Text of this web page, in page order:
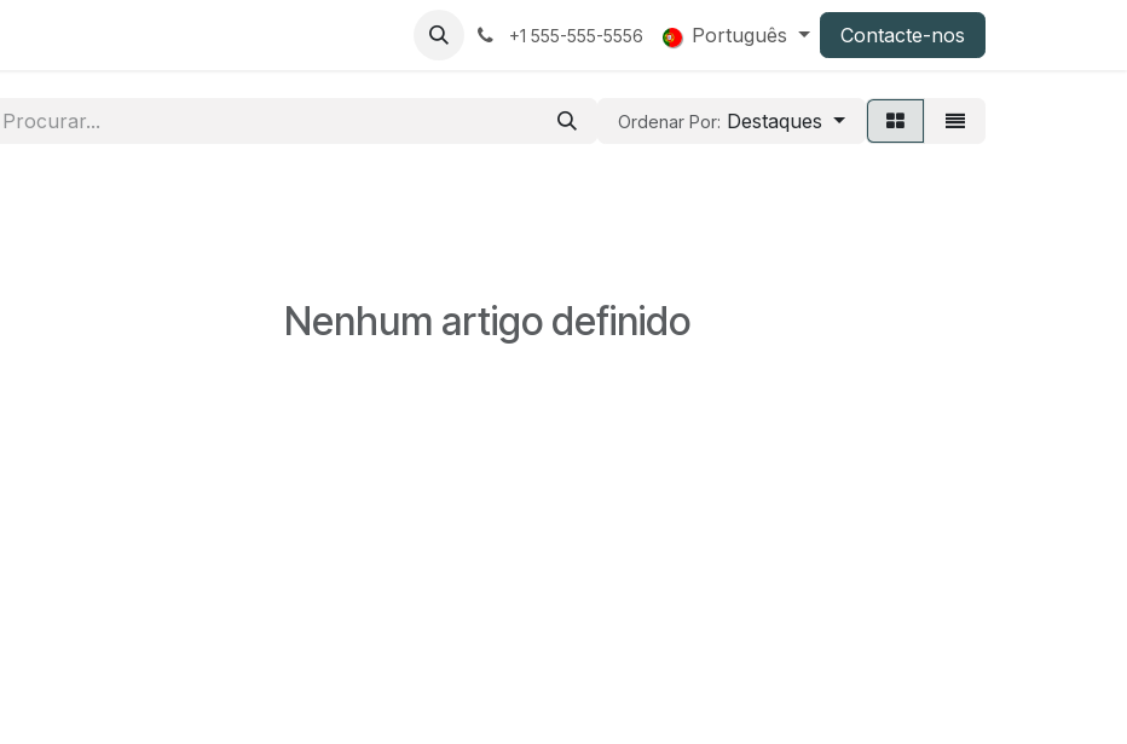
+1 555-555-5556 Português Contacte-nos
Ordenar Por: Destaques
Nenhum artigo definido